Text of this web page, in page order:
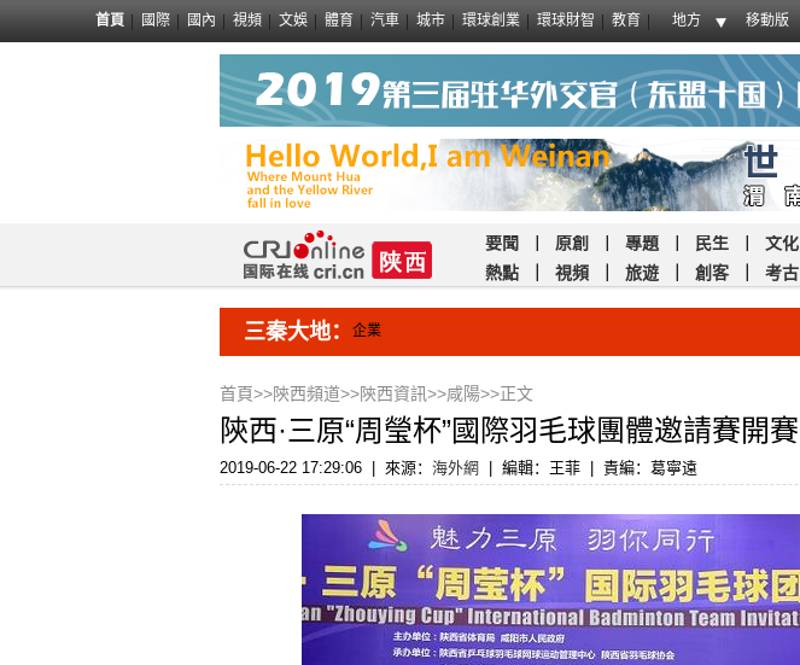
首頁 國際 國內 視頻 文娛 體育 汽車 城市 環球創業 環球財智 教育 地方 移動版
要聞 原創 專題 民生 文化
熱點
視頻 旅遊 創客 考古
三秦大地： 企業
首頁>>陝西頻道>>陝西資訊>>咸陽>>正文
陝西·三原“周瑩杯”國際羽毛球團體邀請賽開賽
2019-06-22 17:29:06 來源： 海外網 編輯：王菲 責編：葛寧遠